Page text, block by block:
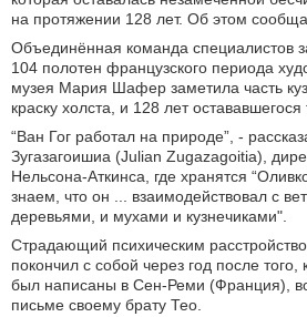
на протяжении 128 лет. Об этом
Объединённая команда специалистов
104 полотен французского периода
музея Мария Шафер заметила часть
краску холста, и 128 лет
“Ван Гог работал на природе”, -
Зугазагоишиа (Julian Zugazagoitia),
Нельсона-Аткинса, где хранятся
знаем, что он ... взаимодействовал с
деревьями, и мухами и кузнечиками".
Страдающий психическим
покончил с собой через год после того,
был написаны в Сен-Реми (Франция),
письме своему брату Тео.